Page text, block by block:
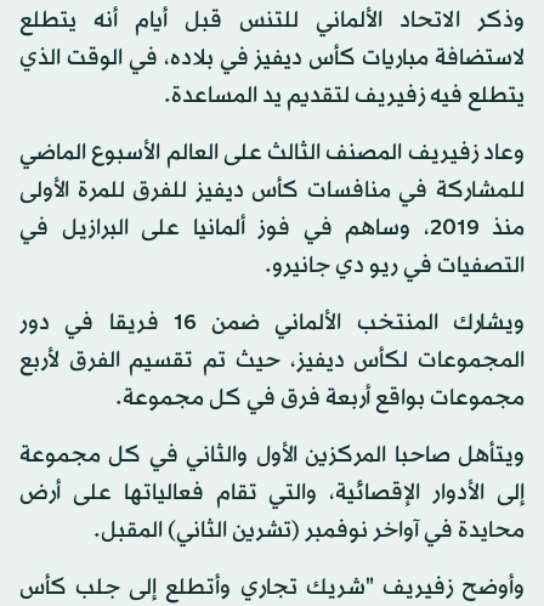
وذكر الاتحاد الألماني للتنس قبل أيام أنه يتطلع
لاستضافة مباريات كأس ديفيز في بلاده، في الوقت الذي
يتطلع فيه زفيريف لتقديم يد المساعدة.
وعاد زفيريف المصنف الثالث على العالم الأسبوع الماضي
للمشاركة في منافسات كأس ديفيز للفرق للمرة الأولى
منذ 2019، وساهم في فوز ألمانيا على البرازيل في
التصفيات في ريو دي جانيرو.
ويشارك المنتخب الألماني ضمن 16 فريقا في دور
المجموعات لكأس ديفيز، حيث تم تقسيم الفرق لأربع
مجموعات بواقع أربعة فرق في كل مجموعة.
ويتأهل صاحبا المركزين الأول والثاني في كل مجموعة
إلى الأدوار الإقصائية، والتي تقام فعالياتها على أرض
محايدة في آواخر نوفمبر (تشرين الثاني) المقبل.
وأوضح زفيريف "شريك تجاري وأتطلع إلى جلب كأس